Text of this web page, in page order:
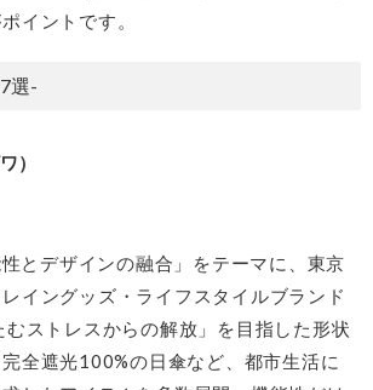
イントです。
選-
）
とデザインの融合」をテーマに、東京
イングッズ・ライフスタイルブランド
むストレスからの解放」を目指した形状
全遮光100%の日傘など、都市生活に